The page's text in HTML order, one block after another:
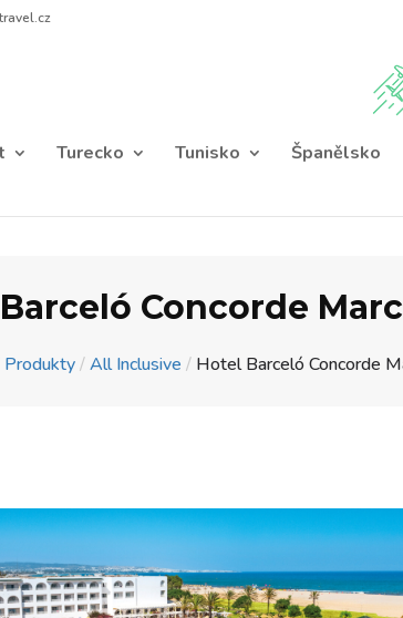
Turecko Tunisko Španělsko
Concorde
Produkty / All Inclusive / Hotel Barceló Concorde